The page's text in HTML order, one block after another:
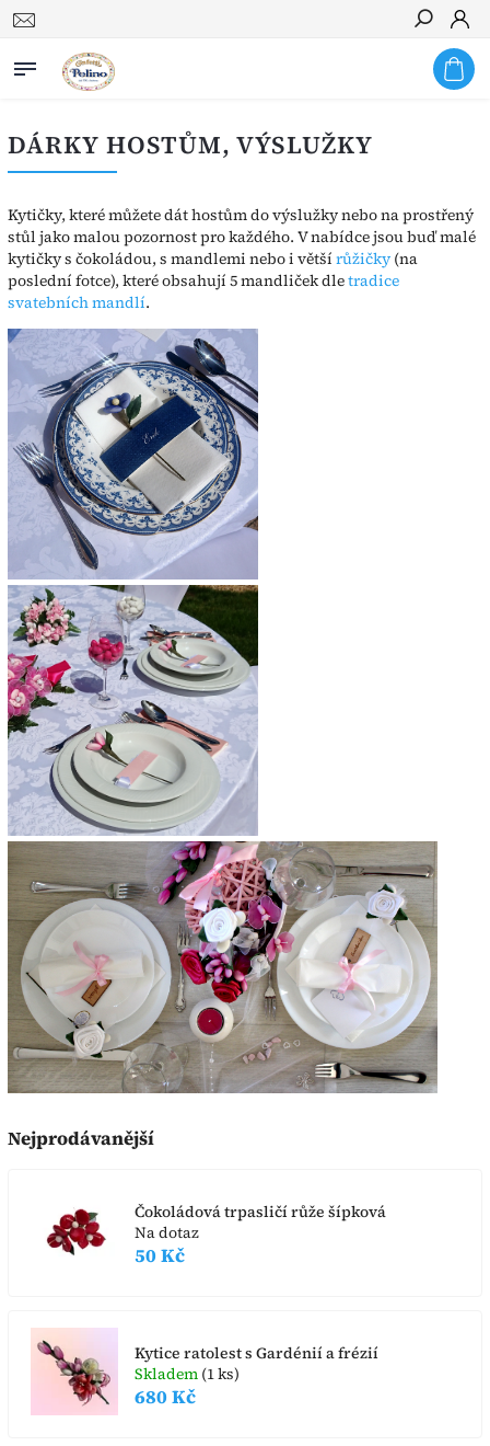
Hledat
DÁRKY HOSTŮM, VÝSLUŽKY
Kytičky, které můžete dát hostům do výslužky nebo na prostřený
stůl jako malou pozornost pro každého. V nabídce jsou buď malé
kytičky s čokoládou, s mandlemi nebo i větší růžičky (na
poslední fotce), které obsahují 5 mandliček dletradice
svatebních mandlí.
Nejprodávanější
Čokoládová trpasličí růže šípková
Na dotaz
50 Kč
Kytice ratolest s Gardénií a frézií
Skladem (1 ks)
680 Kč